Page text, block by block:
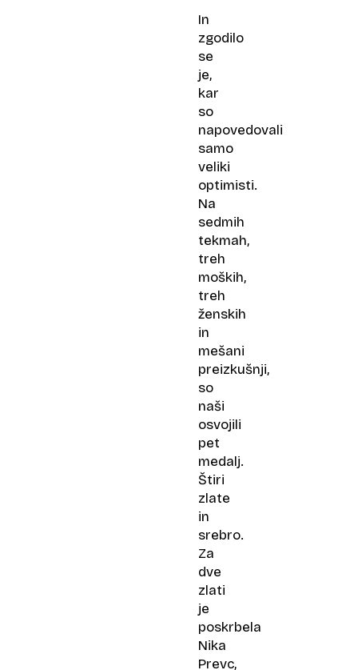
pomočjo
podarjeno
življenje
In
zgodilo
se
je,
kar
so
napovedovali
samo
veliki
optimisti.
Na
sedmih
tekmah,
treh
moških,
treh
ženskih
in
mešani
preizkušnji,
so
naši
osvojili
pet
medalj.
Štiri
zlate
in
srebro.
Za
dve
zlati
je
poskrbela
Nika
Prevc,